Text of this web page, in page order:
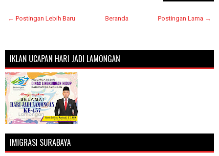
← Postingan Lebih Baru Postingan Lama →
Beranda
IKLAN UCAPAN HARI JADI LAMONGAN
IMIGRASI SURABAYA